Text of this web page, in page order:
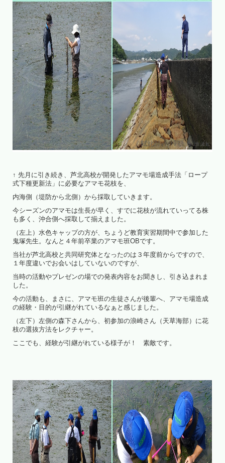
↑ 先月に引き続き、芦北高校が開発したアマモ場造成手法「ロープ
式下種更新法」に必要なアマモ花枝を、
内海側（堤防から北側）から採取していきます。
今シーズンのアマモは生長が早く、すでに花枝が流れていってる株
も多く、沖合側へ採取して揃えました。
（左上）水色キャップの方が、ちょうど教育実習期間中で参加した
鬼塚先生。なんと４年前卒業のアマモ班OBです。
当社が芦北高校と共同研究体となったのは３年度前からですので、
１年度違いでお会いはしていないのですが、
当時の活動やプレゼンの場での発表内容をお聞きし、引き込まれま
した。
今の活動も、まさに、アマモ班の生徒さんが後輩へ、アマモ場造成
の経験・目的が引継がれているなぁと感じました。
（左下）左側の森下さんから、初参加の浪崎さん（天草海部）に花
枝の選抜方法をレクチャー。
ここでも、経験が引継がれている様子が！ 素敵です。